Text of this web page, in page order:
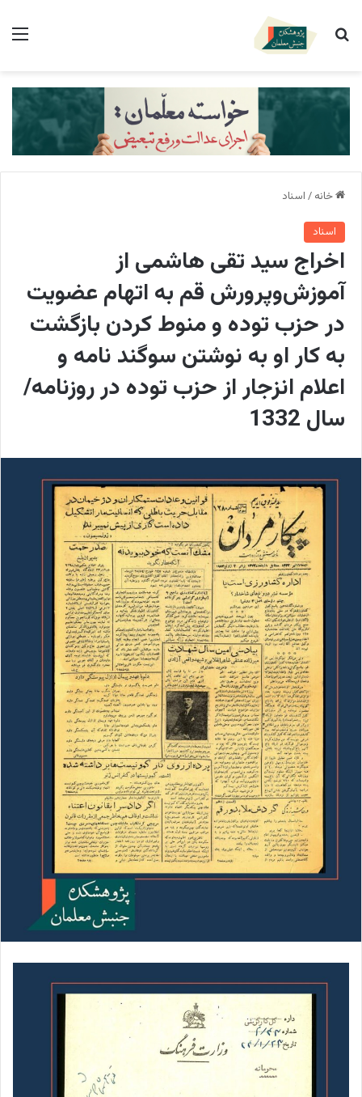
جستجو برای
خانه / اسناد
اسناد
اخراج سید تقی هاشمی از
آموزش‌و‌پرورش قم به اتهام عضویت
در حزب توده و منوط کردن بازگشت
به کار او به نوشتن سوگند نامه و
اعلام انزجار از حزب توده در روزنامه/
سال 1332